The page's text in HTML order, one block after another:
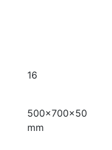
16
500x700x50
mm